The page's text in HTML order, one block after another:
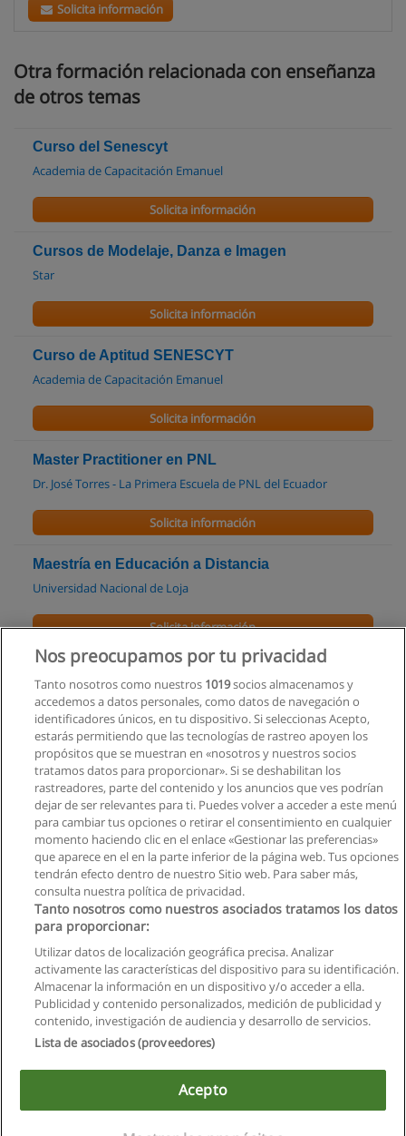
Solicita información
Otra formación relacionada con enseñanza
de otros temas
Curso del Senescyt
Academia de Capacitación Emanuel
Solicita información
Cursos de Modelaje, Danza e Imagen
Star
Solicita información
Curso de Aptitud SENESCYT
Academia de Capacitación Emanuel
Solicita información
Master Practitioner en PNL
Dr. José Torres - La Primera Escuela de PNL del Ecuador
Solicita información
Maestría en Educación a Distancia
Universidad Nacional de Loja
Solicita información
Curso - Examen Exoneración ESPOL
EfrainPOL Academy
Solicita información
Curso Enlaces Inalámbricos Ubiquiti
TraingTech
Solicita información
Privacidad de datos
Contactar con Educaedu
Copyright © Educaedu Business S.L. - CIF : B-95610580: -
Nos preocupamos por tu privacidad
Tanto nosotros como nuestros 1019socios almacenamos y
accedemos a datos personales, como datos de navegación o
identificadores únicos, en tu dispositivo. Si seleccionas Acepto,
estarás permitiendo que las tecnologías de rastreo apoyen los
propósitos que se muestran en «nosotros y nuestros socios
tratamos datos para proporcionar». Si se deshabilitan los
rastreadores, parte del contenido y los anuncios que ves podrían
dejar de ser relevantes para ti. Puedes volver a acceder a este menú
para cambiar tus opciones o retirar el consentimiento en cualquier
momento haciendo clic en el enlace «Gestionar las preferencias»
que aparece en el en la parte inferior de la página web. Tus opciones
tendrán efecto dentro de nuestro Sitio web. Para saber más,
consulta nuestra política de privacidad.
Tanto nosotros como nuestros asociados tratamos los datos
para proporcionar:
Utilizar datos de localización geográfica precisa. Analizar
activamente las características del dispositivo para su identificación.
Almacenar la información en un dispositivo y/o acceder a ella.
Publicidad y contenido personalizados, medición de publicidad y
contenido, investigación de audiencia y desarrollo de servicios.
Lista de asociados (proveedores)
Acepto